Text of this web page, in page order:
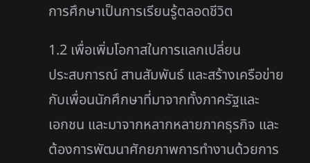
การศึกษาเป็นการเรียนรู้ตลอดชีวิต
1.2 เพื่อเพิ่มโอกาสในการแลกเปลี่ยน
ประสบการณ์ สานสัมพันธ์ และสร้างเครือข่าย
กับเพื่อนนักศึกษาที่มาจากทั้งภาครัฐและ
เอกชน และมาจากหลากหลายภาคธุรกิจ และ
ต้องการพัฒนาศักยภาพการทำงานด้วยการ